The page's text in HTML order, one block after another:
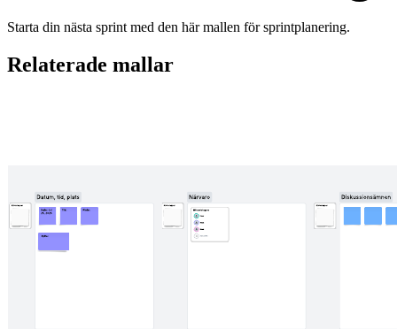
Starta din nästa sprint med den här mallen för sprintplanering.
Relaterade mallar